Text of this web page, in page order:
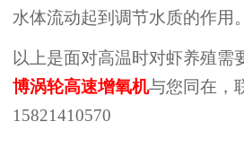
水体流动起到调节水质的作用。
以上是面对高温时对虾养殖需
博涡轮高速增氧机与您同在，
15821410570